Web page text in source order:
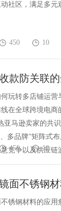
社区，满足多元
450 10
款防关联
玩转多店铺运
在全球跨境电商
马逊卖家的共
多品牌”矩阵式
竞争以及供应
450 10
面不锈钢
锈钢材料的应